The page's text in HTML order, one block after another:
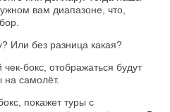
вам диапазоне, что,
Или без разница какая?
бокс, отображаться будут
на самолёт.
покажет туры с